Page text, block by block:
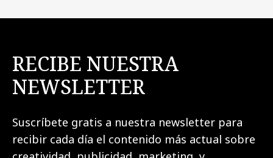
RECIBE NUESTRA
NEWSLETTER
Suscríbete gratis a nuestra newsletter para
recibir cada día el contenido más actual sobre